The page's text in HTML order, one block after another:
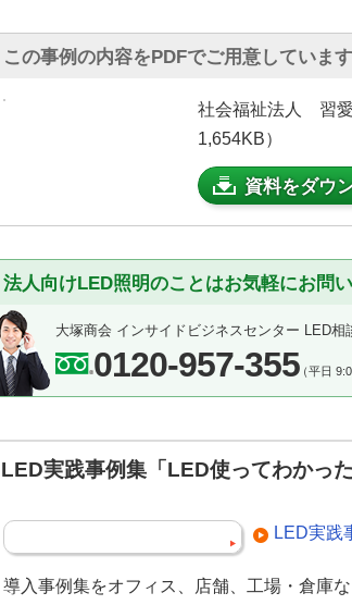
この事例の内容をPDFでご用意しています
社会福祉法人 習
1,654KB）
資料をダウ
法人向けLED照明のことはお気軽にお問
大塚商会 インサイドビジネスセンター LED相
0120-957-355（平日
LED実践事例集「LED使ってわかっ
LED実践
導入事例集をオフィス、店舗、工場・倉庫